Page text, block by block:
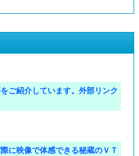
ご紹介しています。外部リンク
に映像で体感できる秘蔵のＶＴ